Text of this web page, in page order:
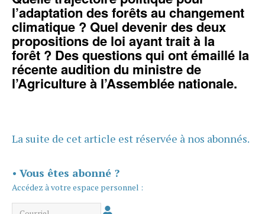
l’adaptation des forêts au changement
climatique ? Quel devenir des deux
propositions de loi ayant trait à la
forêt ? Des questions qui ont émaillé la
récente audition du ministre de
l’Agriculture à l’Assemblée nationale.
La suite de cet article est réservée à nos abonnés.
• Vous êtes abonné ?
Accédez à votre espace personnel :
Courriel